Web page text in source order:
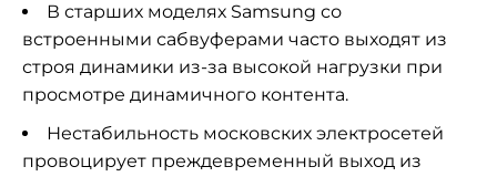
В старших моделях Samsung со
встроенными сабвуферами часто выходят из
строя динамики из-за высокой нагрузки при
просмотре динамичного контента.
Нестабильность московских электросетей
провоцирует преждевременный выход из